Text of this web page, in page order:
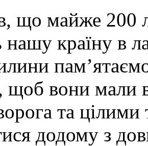
що майже 200
нашу країну в
вони мали
та
додому з